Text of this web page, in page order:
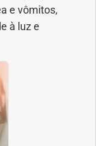
e vômitos,
à luz e